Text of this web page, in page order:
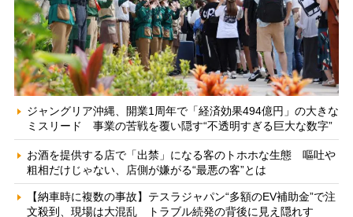
ジャングリア沖縄、開業1周年で「経済効果494億円」の大きな
ミスリード 事業の苦戦を覆い隠す“不透明すぎる巨大な数字”
お酒を提供する店で「出禁」になる客のトホホな生態 嘔吐や
粗相だけじゃない、店側が嫌がる“最悪の客”とは
【納車時に複数の事故】テスラジャパン“多額のEV補助金”で注
文殺到、現場は大混乱 トラブル続発の背後に見え隠れす